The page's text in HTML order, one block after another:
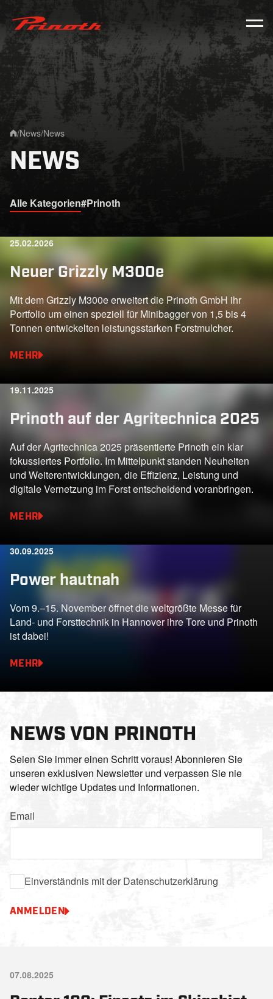
Prinoth - Corporate Website
/News/News
NEWS
Alle Kategorien#Prinoth
25.02.2026
Neuer Grizzly M300e
Mit dem Grizzly M300e erweitert die Prinoth GmbH ihr
Portfolio um einen speziell für Minibagger von 1,5 bis 4
Tonnen entwickelten leistungsstarken Forstmulcher.
MEHR
19.11.2025
Prinoth auf der Agritechnica 2025
Auf der Agritechnica 2025 präsentierte Prinoth ein klar
fokussiertes Portfolio. Im Mittelpunkt standen Neuheiten
und Weiterentwicklungen, die Effizienz, Leistung und
digitale Vernetzung im Forst entscheidend voranbringen.
MEHR
30.09.2025
Power hautnah
Vom 9.–15. November öffnet die weltgrößte Messe für
Land- und Forsttechnik in Hannover ihre Tore und Prinoth
ist dabei!
MEHR
NEWS VON PRINOTH
Seien Sie immer einen Schritt voraus! Abonnieren Sie
unseren exklusiven Newsletter und verpassen Sie nie
wieder wichtige Updates und Informationen.
Email
Einverständnis mit der Datenschutzerklärung
ANMELDEN
07.08.2025